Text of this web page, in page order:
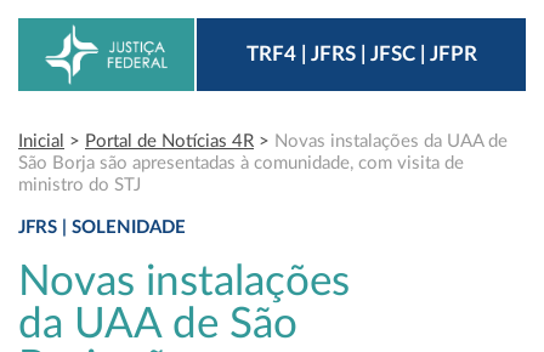
TRF4 | JFRS | JFSC | JFPR
Inicial > Portal de Notícias 4R > Novas instalações da UAA de
São Borja são apresentadas à comunidade, com visita de
ministro do STJ
JFRS | SOLENIDADE
Novas instalações
da UAA de São